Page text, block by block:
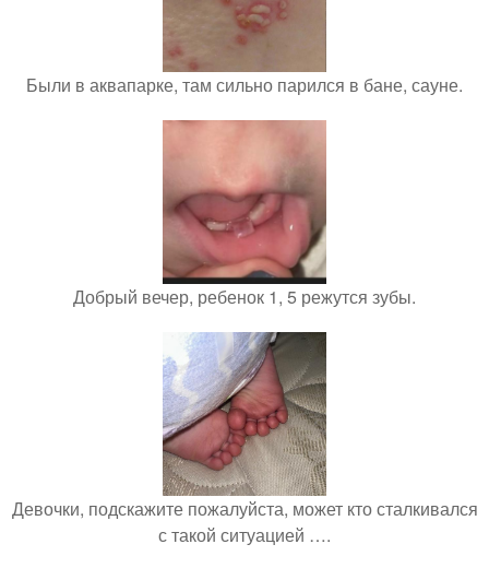
Были в аквапарке, там сильно парился в бане, сауне.
Добрый вечер, ребенок 1, 5 режутся зубы.
Девочки, подскажите пожалуйста, может кто сталкивался
с такой ситуацией ….